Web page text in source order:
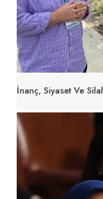
İnanç, Siyaset Ve